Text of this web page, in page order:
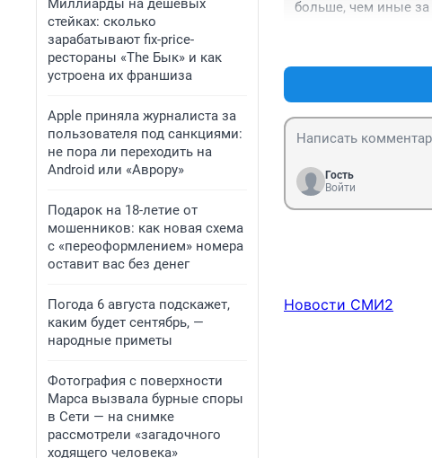
Миллиарды на дешевых
стейках: сколько
зарабатывают fix-price-
рестораны «The Бык» и как
устроена их франшиза
Apple приняла журналиста за
пользователя под санкциями:
не пора ли переходить на
Android или «Аврору»
Подарок на 18-летие от
мошенников: как новая схема
с «переоформлением» номера
оставит вас без денег
Погода 6 августа подскажет,
каким будет сентябрь, —
народные приметы
Фотография с поверхности
Марса вызвала бурные споры
в Сети — на снимке
рассмотрели «загадочного
ходящего человека»
больше, чем иные за
Гость
Войти
Новости СМИ2